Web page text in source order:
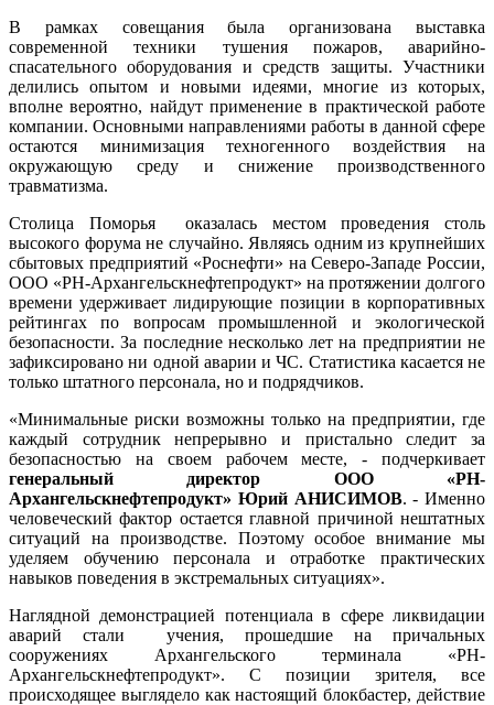
В рамках совещания была организована выставка
современной техники тушения пожаров, аварийно-
спасательного оборудования и средств защиты. Участники
делились опытом и новыми идеями, многие из которых,
вполне вероятно, найдут применение в практической работе
компании. Основными направлениями работы в данной сфере
остаются минимизация техногенного воздействия на
окружающую среду и снижение производственного
травматизма.
Столица Поморья оказалась местом проведения столь
высокого форума не случайно. Являясь одним из крупнейших
сбытовых предприятий «Роснефти» на Северо-Западе России,
ООО «РН-Архангельскнефтепродукт» на протяжении долгого
времени удерживает лидирующие позиции в корпоративных
рейтингах по вопросам промышленной и экологической
безопасности. За последние несколько лет на предприятии не
зафиксировано ни одной аварии и ЧС. Статистика касается не
только штатного персонала, но и подрядчиков.
«Минимальные риски возможны только на предприятии, где
каждый сотрудник непрерывно и пристально следит за
безопасностью на своем рабочем месте, - подчеркивает
генеральный директор ООО «РН-
Архангельскнефтепродукт» Юрий АНИСИМОВ. - Именно
человеческий фактор остается главной причиной нештатных
ситуаций на производстве. Поэтому особое внимание мы
уделяем обучению персонала и отработке практических
навыков поведения в экстремальных ситуациях».
Наглядной демонстрацией потенциала в сфере ликвидации
аварий стали учения, прошедшие на причальных
сооружениях Архангельского терминала «РН-
Архангельскнефтепродукт». С позиции зрителя, все
происходящее выглядело как настоящий блокбастер, действие